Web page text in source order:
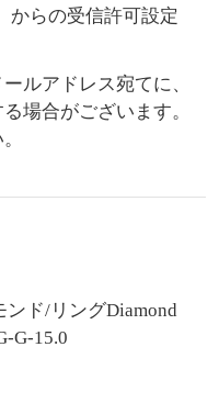
からの受信許可設定
ルアドレス宛てに、
場合がございます。
ンド/リングDiamond
G-15.0